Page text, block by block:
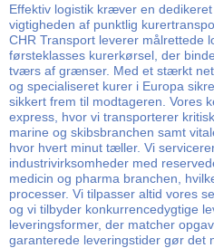
Effektiv logistik kræver en
vigtigheden af punktlig
CHR Transport leverer målrettede
førsteklasses kurerkørsel, der
tværs af grænser. Med et stærkt
og specialiseret kurer i Europa
sikkert frem til modtageren. Vores
express, hvor vi transporterer
marine og skibsbranchen samt
hvor hvert minut tæller. Vi
industrivirksomheder med
medicin og pharma branchen,
processer. Vi tilpasser altid vores
og vi tilbyder konkurrencedygtige
leveringsformer, der matcher
garanterede leveringstider gør det